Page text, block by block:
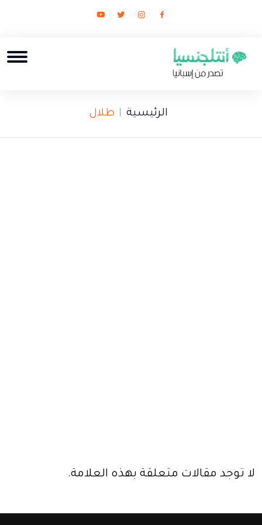
الرئيسية طلال
لا توجد مقالات متعلقة بهذه العلامة.